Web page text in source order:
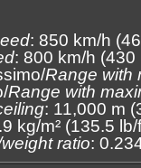
: 850 km/h
: 800 km/h
Range with
Range with
: 11,000 m
kg/m² (135.5 lb/
ratio: